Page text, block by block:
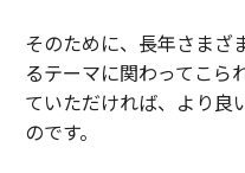
そのために、長年さまざ
るテーマに関わってこら
ていただければ、より良
のです。